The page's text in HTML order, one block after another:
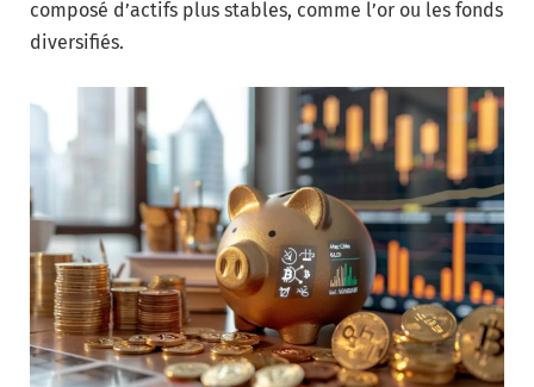
composé d’actifs plus stables, comme l’or ou les fonds
diversifiés.